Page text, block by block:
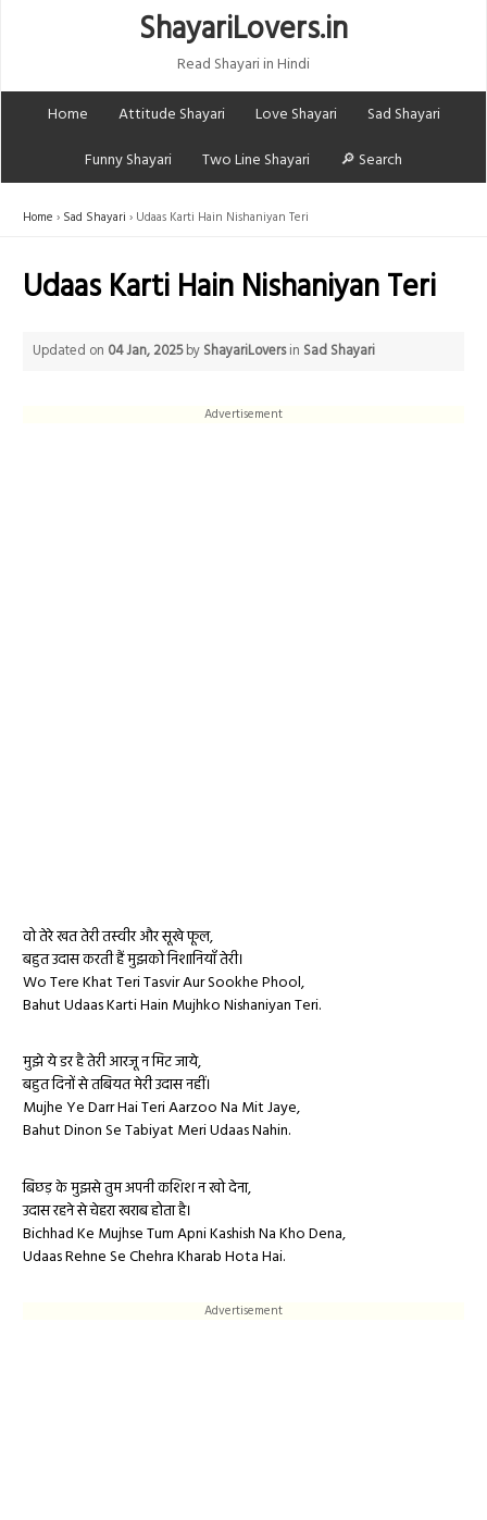
ShayariLovers.in
Read Shayari in Hindi
Home
Attitude Shayari Love Shayari
Sad Shayari
Funny Shayari
Two Line Shayari 🔎 Search
Home Sad Shayari Udaas Karti Hain Nishaniyan Teri
Udaas Karti Hain Nishaniyan Teri
Updated on 04 Jan, 2025by ShayariLoversin Sad Shayari
Advertisement
वो तेरे खत तेरी तस्वीर और सूखे फूल,
बहुतउदासकरती हैं मुझको निशानियाँ तेरी।
Wo Tere Khat Teri Tasvir Aur Sookhe Phool,
Bahut Udaas Karti Hain Mujhko Nishaniyan Teri.
मुझे ये डर है तेरी आरजू न मिट जाये,
बहुत दिनों से तबियत मेरीउदासनहीं।
Mujhe Ye Darr Hai Teri Aarzoo Na Mit Jaye,
Bahut Dinon Se Tabiyat Meri Udaas Nahin.
बिछड़ के मुझसे तुम अपनी कशिश न खो देना,
उदासरहने से चेहरा खराब होता है।
Bichhad Ke Mujhse Tum Apni Kashish Na Kho Dena,
Udaas Rehne Se Chehra Kharab Hota Hai.
Advertisement